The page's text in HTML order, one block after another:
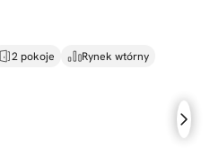
2 pokoje
Rynek wtórny